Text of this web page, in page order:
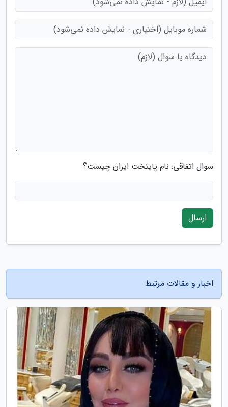
سوال اتفاقی: نام پایتخت ایران چیست؟
ارسال
اخبار و مقالات مرتبط